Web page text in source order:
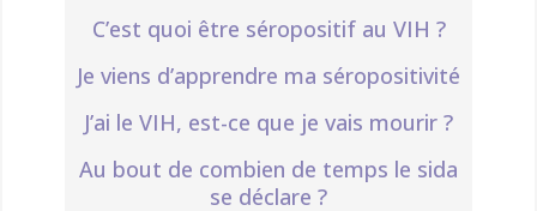
C’est quoi être séropositif au VIH ?
Je viens d’apprendre ma séropositivité
J’ai le VIH, est-ce que je vais mourir ?
Au bout de combien de temps le sida
se déclare ?